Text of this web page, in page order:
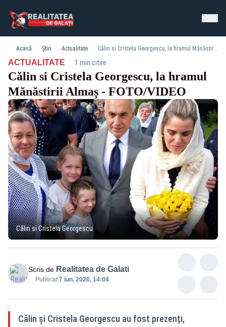
Acasă Știri Actualitate Călin si Cristela Georgescu, la hramul Mănăstirii Almaș - FOTO/VIDEO
ACTUALITATE· 1 min citire
Călin si Cristela Georgescu, la hramul
Mănăstirii Almaș - FOTO/VIDEO
Călin si Cristela Georgescu
Scris de Realitatea de Galati
Publicat:7 iun. 2026, 14:04
Călin și Cristela Georgescu au fost prezenți,